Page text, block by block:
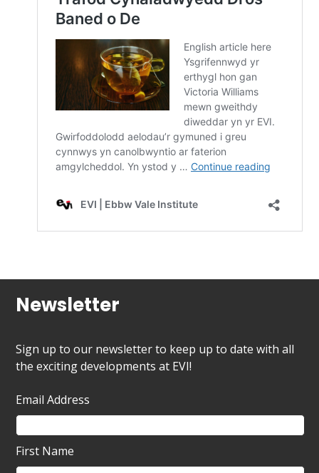
Newsletter
Sign up to our newsletter to keep up to date with all
the exciting developments at EVI!
Email Address
First Name